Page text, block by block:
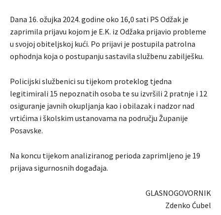
Dana 16. ožujka 2024. godine oko 16,0 sati PS Odžak je
zaprimila prijavu kojom je E.K. iz Odžaka prijavio probleme
u svojoj obiteljskoj kući. Po prijavi je postupila patrolna
ophodnja koja o postupanju sastavila službenu zabilješku.
Policijski službenici su tijekom proteklog tjedna
legitimirali 15 nepoznatih osoba te su izvršili 2 pratnje i 12
osiguranje javnih okupljanja kao i obilazak i nadzor nad
vrtićima i školskim ustanovama na području Županije
Posavske.
Na koncu tijekom analiziranog perioda zaprimljeno je 19
prijava sigurnosnih događaja.
GLASNOGOVORNIK
Zdenko Ćubel